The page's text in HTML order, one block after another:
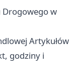
w
Artykułów
godziny i